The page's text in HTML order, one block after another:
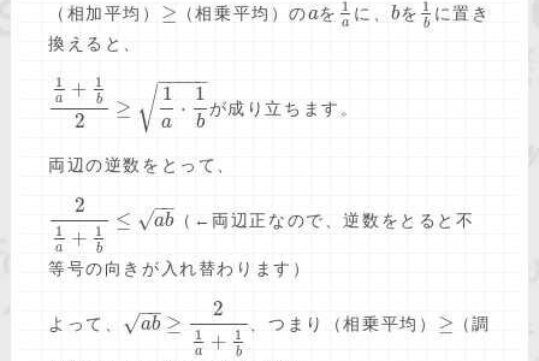
（相加平均） ≥ （相乗平均）のaを 1
a に、bを 1
b
に置き
換えると、
1
a + 1
b
2
≥
1
a
⋅
1
b
− −
−−−
√ が成り立ちます。
両辺の逆数をとって、
2
1
a + 1
b
≤ ab
−−
√ （←両辺正なので、逆数をとると不
等号の向きが入れ替わります）
よって、 ab
−−
√ ≥
2
1
a + 1
b
、つまり（相乗平均） ≥ （調